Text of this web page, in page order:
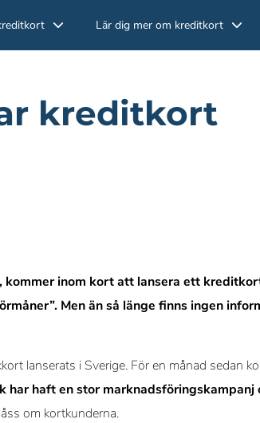
Lär dig mer om kreditkort
kreditkort
kommer inom kort att lansera ett
Men än så länge finns ingen
lanserats i Sverige. För en månad sedan
har haft en stor marknadsföringskampanj
om kortkunderna.